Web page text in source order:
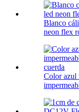
Blanco
neon flex
Color azul